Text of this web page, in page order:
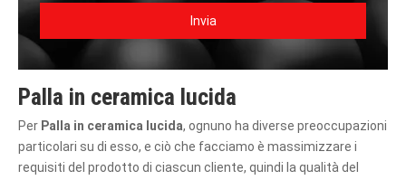
Invia
Palla in ceramica lucida
Per Palla in ceramica lucida, ognuno ha diverse preoccupazioni
particolari su di esso, e ciò che facciamo è massimizzare i
requisiti del prodotto di ciascun cliente, quindi la qualità del